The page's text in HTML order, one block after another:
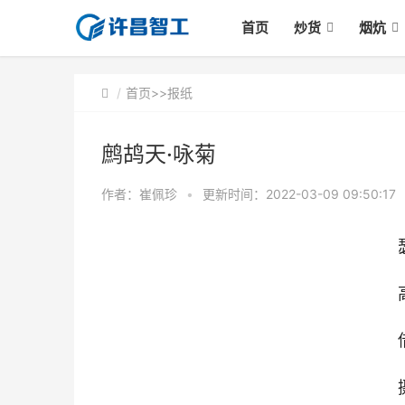
首页 炒货 烟炕
首页>>报纸
鹧鸪天·咏菊
作者：崔佩珍 • 更新时间：2022-03-09 09:50:17